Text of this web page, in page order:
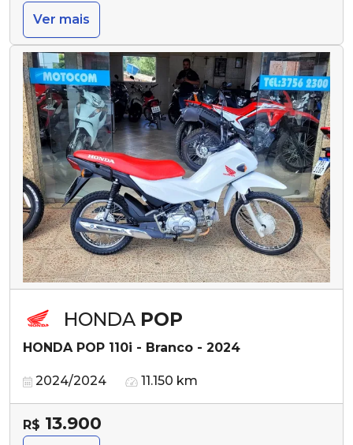
Ver mais
HONDA POP
HONDA POP 110i - Branco - 2024
2024/2024 11.150 km
R$ 13.900